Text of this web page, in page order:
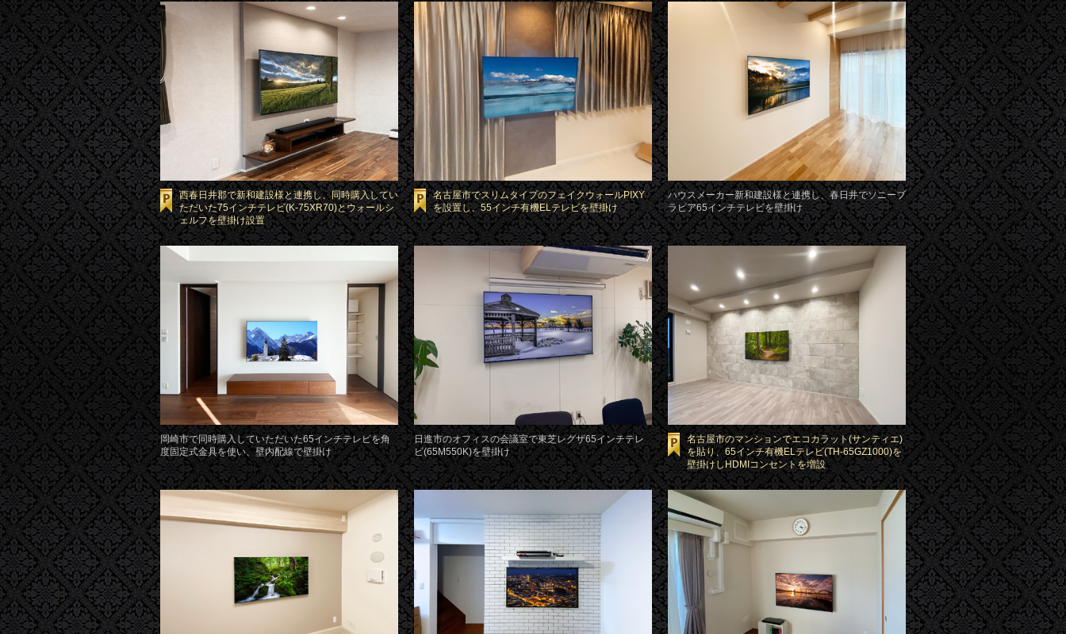
西春日井郡で新和建設様と連携し、同時購入してい
ただいた75インチテレビ(K-75XR70)とウォールシ
ェルフを壁掛け設置
名古屋市でスリムタイプのフェイクウォールPIXY
を設置し、55インチ有機ELテレビを壁掛け
ハウスメーカー新和建設様と連携し、春日井でソニーブ
ラビア65インチテレビを壁掛け
岡崎市で同時購入していただいた65インチテレビを角
度固定式金具を使い、壁内配線で壁掛け
日進市のオフィスの会議室で東芝レグザ65インチテレ
ビ(65M550K)を壁掛け
名古屋市のマンションでエコカラット(サンティエ)
を貼り、65インチ有機ELテレビ(TH-65GZ1000)を
壁掛けしHDMIコンセントを増設